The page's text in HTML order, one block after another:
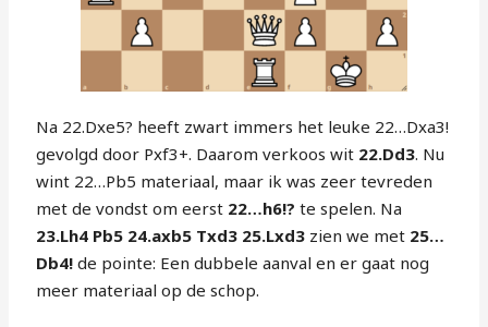
Na 22.Dxe5? heeft zwart immers het leuke 22…Dxa3!
gevolgd door Pxf3+. Daarom verkoos wit 22.Dd3. Nu
wint 22…Pb5 materiaal, maar ik was zeer tevreden
met de vondst om eerst 22…h6!? te spelen. Na
23.Lh4 Pb5 24.axb5 Txd3 25.Lxd3 zien we met 25…
Db4! de pointe: Een dubbele aanval en er gaat nog
meer materiaal op de schop.